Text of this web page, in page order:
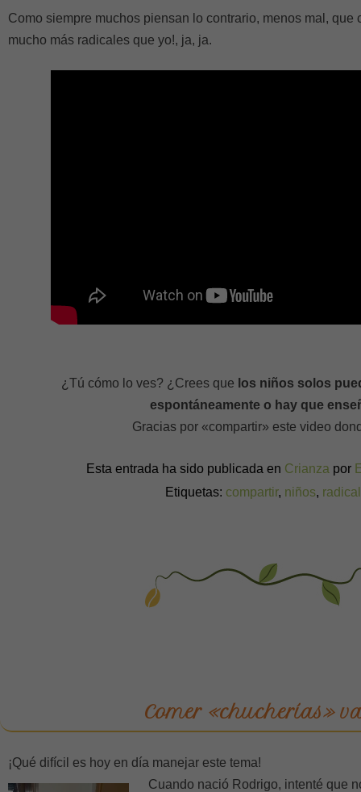
Como siempre muchos piensan lo contrario, menos mal,
mucho más radicales que yo!, ja, ja.
¿Tú cómo lo ves? ¿Crees que los niños solos
espontáneamente o hay que
Gracias por «compartir» este video
Esta entrada ha sido publicada en Crianza por
Etiquetas: compartir, niños,
Comer «chucherías»
¡Qué difícil es hoy en día manejar este tema!
Cuando nació Rodrigo, intenté que